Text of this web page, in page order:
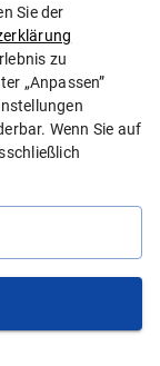
Sie der
zu
„Anpassen”
Wenn Sie auf